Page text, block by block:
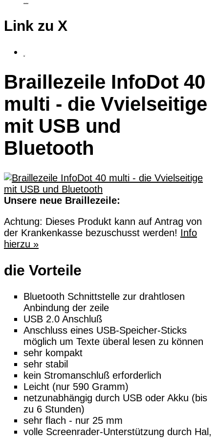
Link zu X
Braillezeile InfoDot 40
multi - die Vvielseitige
mit USB und
Bluetooth
Unsere neue Braillezeile:
Achtung: Dieses Produkt kann auf Antrag von
der Krankenkasse bezuschusst werden! Info
hierzu »
die Vorteile
Bluetooth Schnittstelle zur drahtlosen
Anbindung der zeile
USB 2.0 Anschluß
Anschluss eines USB-Speicher-Sticks
möglich um Texte überal lesen zu können
sehr kompakt
sehr stabil
kein Stromanschluß erforderlich
Leicht (nur 590 Gramm)
netzunabhängig durch USB oder Akku (bis
zu 6 Stunden)
sehr flach - nur 25 mm
volle Screenrader-Unterstützung durch Hal,